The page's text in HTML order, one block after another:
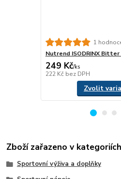
1
Nutrend ISODRINX Bitter
249 Kč/ks
222 Kč bez DPH
Zvolit
Zboží zařazeno v kategoriích
Sportovní výživa a doplňky